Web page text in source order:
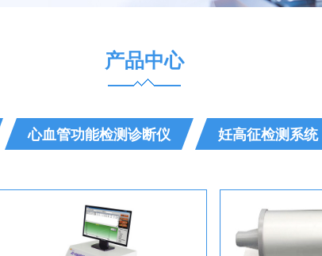
产品中心
心血管功能检测诊断仪 妊高征检测系统